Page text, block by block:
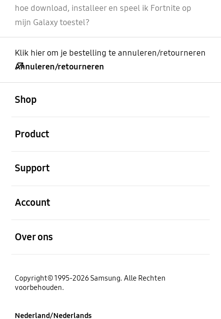
hoe download, installeer en speel ik Fortnite op
mijn Galaxy toestel?
Klik hier om je bestelling te annuleren/retourneren
Annuleren/retourneren
Shop
Product
Support
Account
Over ons
Copyright© 1995-2026 Samsung. Alle Rechten
voorbehouden.
Nederland/Nederlands